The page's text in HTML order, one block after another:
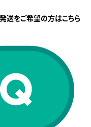
送をご希望の方はこちら